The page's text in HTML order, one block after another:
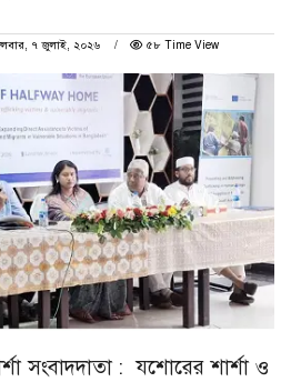
৭ জুলাই, ২০২৬
৫৮ Time View
সংবাদদাতা : যশোরের শার্শা ও